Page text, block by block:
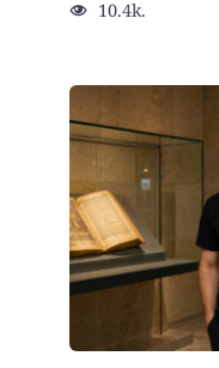
10.4k.